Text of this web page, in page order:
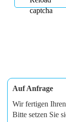
Auf Anfrage
Wir fertigen
Bitte setzen Sie